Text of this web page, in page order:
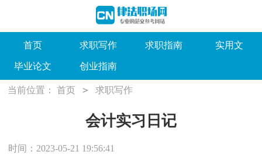
首页 求职写作 求职指南 实用文
毕业论文 创业指南
当前位置： 首页 > 求职写作
会计实习日记
时间：2023-05-21 19:56:41